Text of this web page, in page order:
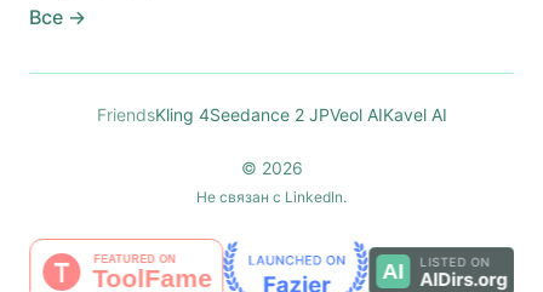
Все →
FriendsKling 4Seedance 2 JPVeol AIKavel AI
© 2026
Не связан с LinkedIn.